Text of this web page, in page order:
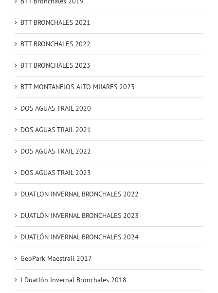
BTT BRONCHALES 2021
BTT BRONCHALES 2022
BTT BRONCHALES 2023
BTT MONTANEJOS-ALTO MIJARES 2023
DOS AGUAS TRAIL 2020
DOS AGUAS TRAIL 2021
DOS AGUAS TRAIL 2022
DOS AGUAS TRAIL 2023
DUATLON INVERNAL BRONCHALES 2022
DUATLÓN INVERNAL BRONCHALES 2023
DUATLÓN INVERNAL BRONCHALES 2024
GeoPark Maestrail 2017
I Duatlón Invernal Bronchales 2018